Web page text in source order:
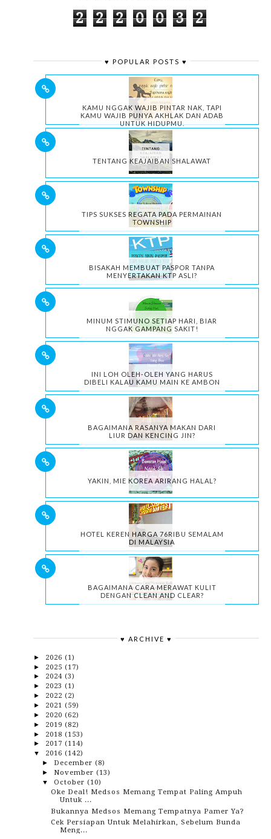
2 2 2 0 0 3 2
♥ POPULAR POSTS ♥
KAMU NGGAK WAJIB PINTAR NAK, TAPI
KAMU WAJIB PUNYA AKHLAK DAN ADAB
UNTUK HIDUPMU.
TENTANG KEAJAIBAN SHALAWAT
TIPS SUKSES REGATA PADA PERMAINAN
TOWNSHIP
BISAKAH MEMBUAT PASPOR TANPA
MENYERTAKAN KTP ASLI?
MINUM STIMUNO SETIAP HARI, BIAR
NGGAK GAMPANG SAKIT!
INI LOH OLEH-OLEH YANG HARUS
DIBELI KALAU KAMU MAIN KE AMBON
BAGAIMANA RASANYA MAKAN DARI
LIUR DAN KENCING JIN?
YAKIN, MIE KOREA ARIRANG HALAL?
HOTEL KEREN HARGA 76RIBU SEMALAM
DI MALAYSIA
BAGAIMANA CARA MERAWAT KULIT
DENGAN CLEAN AND CLEAR?
♥ ARCHIVE ♥
► 2026 (1)
► 2025 (17)
► 2024 (3)
► 2023 (1)
► 2022 (2)
► 2021 (59)
► 2020 (62)
► 2019 (82)
► 2018 (153)
► 2017 (114)
▼ 2016 (142)
► December (8)
► November (13)
▼ October (10)
Oke Deal! Medsos Memang Tempat Paling Ampuh
Untuk ...
Bukannya Medsos Memang Tempatnya Pamer Ya?
Cek Persiapan Untuk Melahirkan, Sebelum Bunda
Meng...